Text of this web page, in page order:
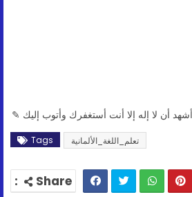
أن لا إله إلا أنت أستغفرك وأتوب إليك ✎
Tags تعلم_اللغة_الألمانية